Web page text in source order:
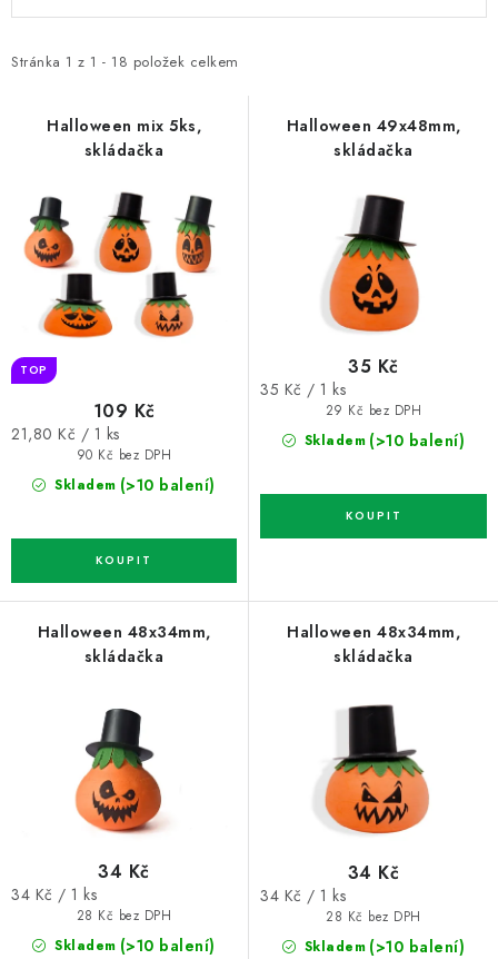
i
u
ů
Stránka 1 z 1 - 18 položek celkem
e
d
t
ů
Halloween mix 5ks,
skládačka
TOP
Skladem (>10 balení)
90 Kč bez DPH
109 Kč
Měrná
21,80 Kč / 1 ks
Halloween 49x48mm,
skládačka
Skladem (>10 balení)
29 Kč bez DPH
35 Kč
Měrná
35 Kč / 1 ks
Halloween 48x34mm,
skládačka
Skladem (>10 balení)
28 Kč bez DPH
34 Kč
Měrná
34 Kč / 1 ks
Halloween 48x34mm,
skládačka
Skladem (>10 balení)
28 Kč bez DPH
34 Kč
Měrná
34 Kč / 1 ks